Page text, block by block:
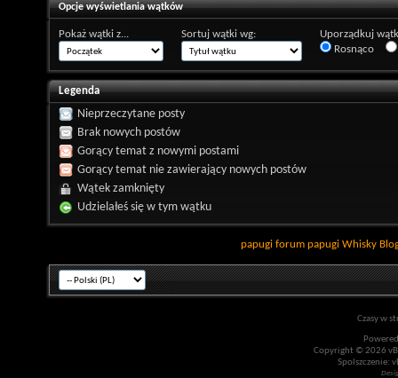
Opcje wyświetlania wątków
Pokaż wątki z... Sortuj wątki wg:
Uporządkuj
Rosnąco
Legenda
Nieprzeczytane posty
Brak nowych postów
Gorący temat z nowymi postami
Gorący temat nie zawierający nowych postów
Wątek zamknięty
Udzielałeś się w tym wątku
papugi forum papugi Whisky
Czasy w
Copyright © 2026
Spolszczenie: